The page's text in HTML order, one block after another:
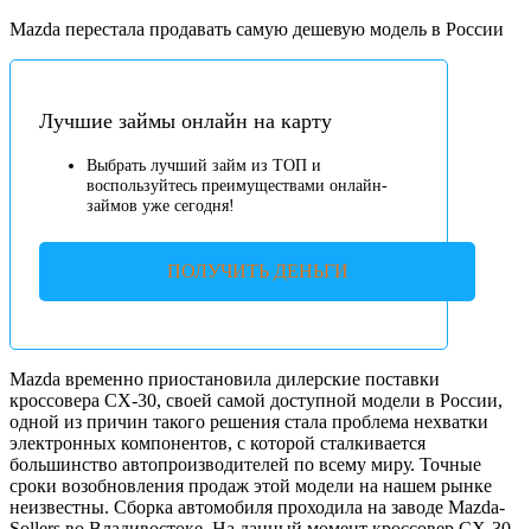
Mazda перестала продавать самую дешевую модель в России
Лучшие займы онлайн на карту
Выбрать лучший займ из ТОП и
воспользуйтесь преимуществами онлайн-
займов уже сегодня!
ПОЛУЧИТЬ ДЕНЬГИ
Mazda временно приостановила дилерские поставки
кроссовера CX-30, своей самой доступной модели в России,
одной из причин такого решения стала проблема нехватки
электронных компонентов, с которой сталкивается
большинство автопроизводителей по всему миру. Точные
сроки возобновления продаж этой модели на нашем рынке
неизвестны. Сборка автомобиля проходила на заводе Mazda-